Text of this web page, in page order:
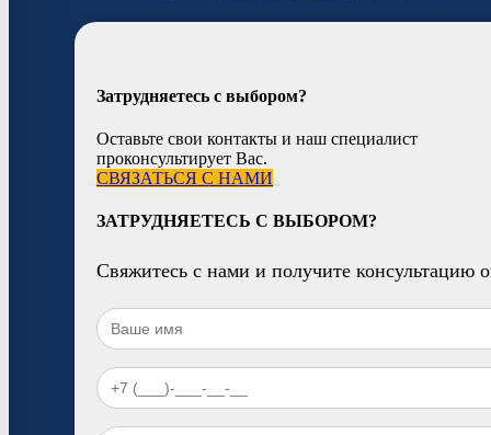
Затрудняетесь с выбором?
Оставьте свои контакты и наш специалист
проконсультирует Вас.
СВЯЗАТЬСЯ С НАМИ
ЗАТРУДНЯЕТЕСЬ С ВЫБОРОМ?
Свяжитесь с нами и получите консультацию